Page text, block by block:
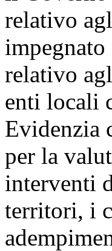
relativo
relativo
enti locali
Evidenzia
per la
interventi
territori, i